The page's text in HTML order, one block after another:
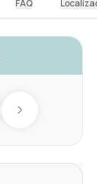
FAQ
Next day